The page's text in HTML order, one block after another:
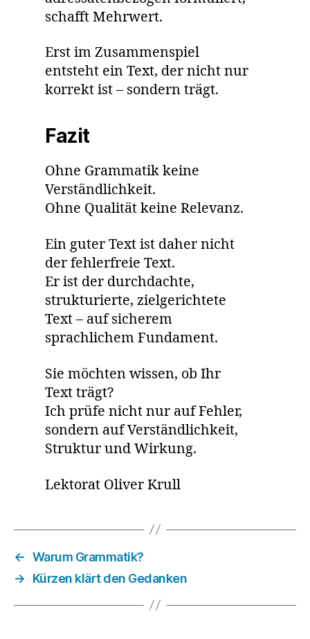
schafft Mehrwert.
Erst im Zusammenspiel
entsteht ein Text, der nicht nur
korrekt ist – sondern trägt.
Fazit
Ohne Grammatik keine
Verständlichkeit.
Ohne Qualität keine Relevanz.
Ein guter Text ist daher nicht
der fehlerfreie Text.
Er ist der durchdachte,
strukturierte, zielgerichtete
Text – auf sicherem
sprachlichem Fundament.
Sie möchten wissen, ob Ihr
Text trägt?
Ich prüfe nicht nur auf Fehler,
sondern auf Verständlichkeit,
Struktur und Wirkung.
Lektorat Oliver Krull
← Warum Grammatik?
→
Kürzen klärt den Gedanken